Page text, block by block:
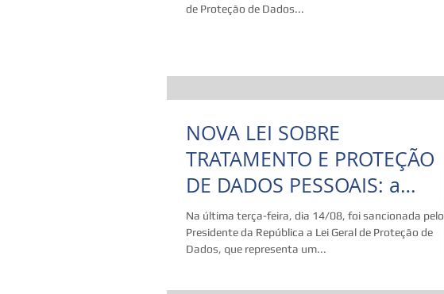
de Proteção de Dados...
NOVA LEI SOBRE
TRATAMENTO E PROTEÇÃO
DE DADOS PESSOAIS: a
corrida das empresas
brasileiras em direçã
Na última terça-feira, dia 14/08, foi sancionada pelo
Presidente da República a Lei Geral de Proteção de
Dados, que representa um...